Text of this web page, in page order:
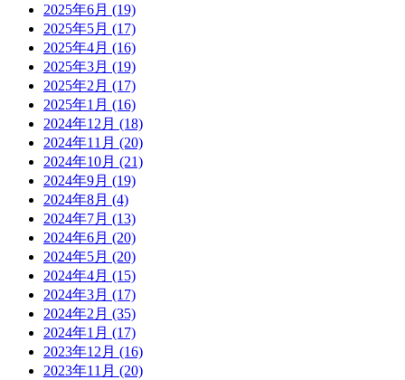
2025年6月 (19)
2025年5月 (17)
2025年4月 (16)
2025年3月 (19)
2025年2月 (17)
2025年1月 (16)
2024年12月 (18)
2024年11月 (20)
2024年10月 (21)
2024年9月 (19)
2024年8月 (4)
2024年7月 (13)
2024年6月 (20)
2024年5月 (20)
2024年4月 (15)
2024年3月 (17)
2024年2月 (35)
2024年1月 (17)
2023年12月 (16)
2023年11月 (20)